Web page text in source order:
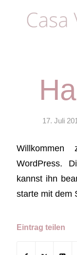
17. Juli
Willkommen
WordPress.
kannst ihn
starte mit dem
Eintrag teilen